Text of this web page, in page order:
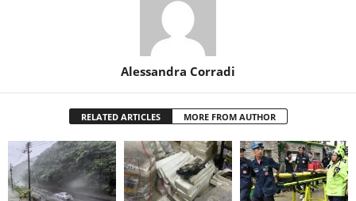
Alessandra Corradi
RELATED ARTICLES MORE FROM AUTHOR